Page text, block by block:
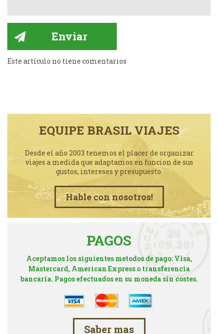
Este artículo no tiene comentarios
EQUIPE BRASIL VIAJES
Desde el año 2003 tenemos el placer de organizar
viajes a medida que adaptamos en funcion de sus
gustos, intereses y presupuesto.
Hable con nosotros!
PAGOS
Aceptamos los siguientes metodos de pago: Visa,
Mastercard, American Express o transferencia
bancaria. Pagos efectuados en su moneda sin costes.
Saber mas